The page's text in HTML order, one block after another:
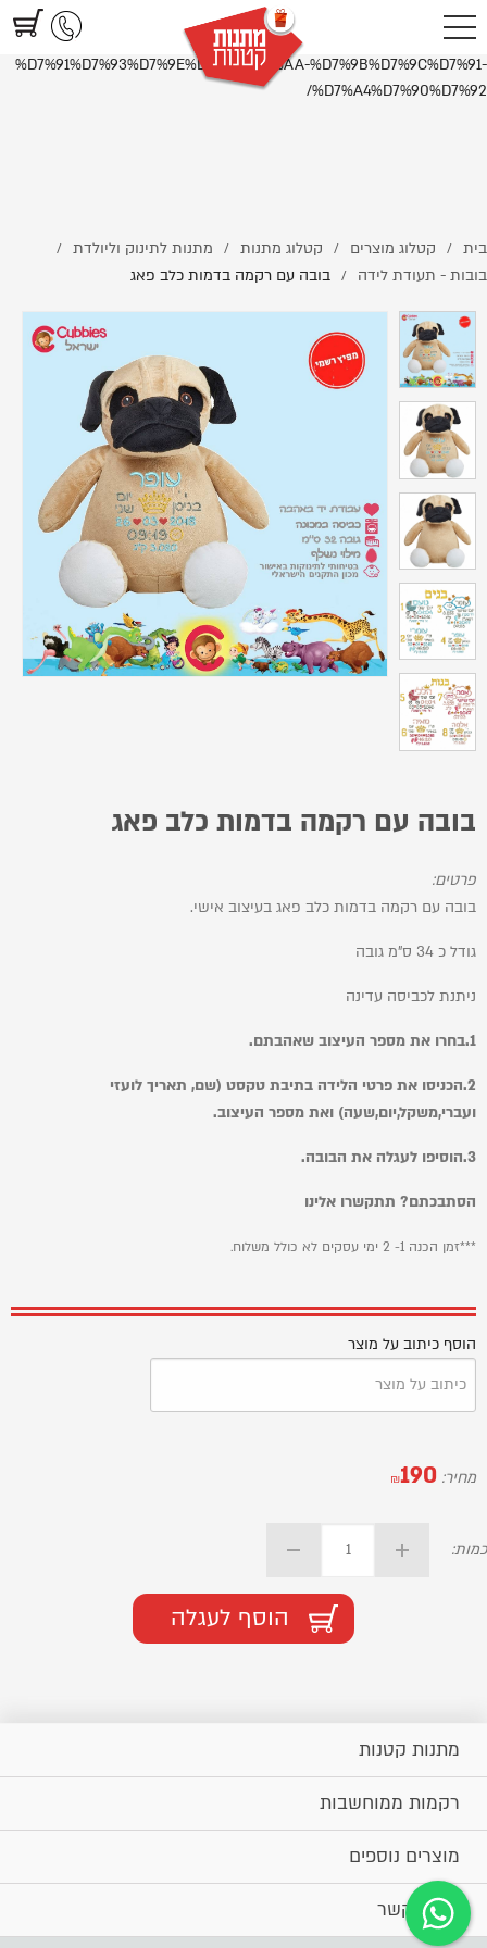
https://www.littlegifts.co.il/%D7%91%D7%95%D7%91%D7%94-
%D7%A2%D7%9D-%D7%A8%D7%A7%D7%9E%D7%94-
%D7%91%D7%93%D7%9E%D7%95%D7%AA-%D7%9B%D7%9C%D7%91-
%D7%A4%D7%90%D7%92/
בית / קטלוג מוצרים / קטלוג מתנות / מתנות לתינוק וליולדת /
בובות - תעודת לידה / בובה עם רקמה בדמות כלב פאג
בובה עם רקמה בדמות כלב פאג
פרטים:
בובה עם רקמה בדמות כלב פאג בעיצוב אישי.
גודל כ 34 ס"מ גובה
ניתנת לכביסה עדינה
1.בחרו את מספר העיצוב שאהבתם.
2. הכניסו את פרטי הלידה בתיבת טקסט (שם, תאריך לועזי
ועברי,משקל,יום,שעה) ואת מספר העיצוב.
3. הוסיפו לעגלה את הבובה.
הסתבכתם? תתקשרו אלינו
***זמן הכנה 1- 2 ימי עסקים לא כולל משלוח.
הוסף כיתוב על מוצר
מחיר: 190
₪
כמות:
הוסף לעגלה
מתנות קטנות
רקמות ממוחשבות
מוצרים נוספים
יצירת קשר